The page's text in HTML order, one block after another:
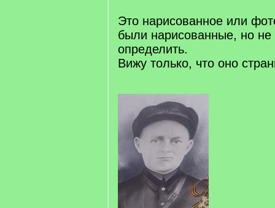
Это нарисованное или
были нарисованные, но не
определить.
Вижу только, что оно